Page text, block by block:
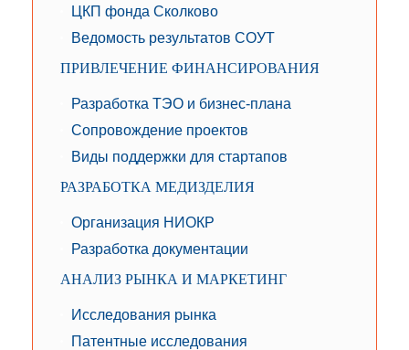
ЦКП фонда Сколково
Ведомость результатов СОУТ
ПРИВЛЕЧЕНИЕ ФИНАНСИРОВАНИЯ
Разработка ТЭО и бизнес-плана
Сопровождение проектов
Виды поддержки для стартапов
РАЗРАБОТКА МЕДИЗДЕЛИЯ
Организация НИОКР
Разработка документации
АНАЛИЗ РЫНКА И МАРКЕТИНГ
Исследования рынка
Патентные исследования